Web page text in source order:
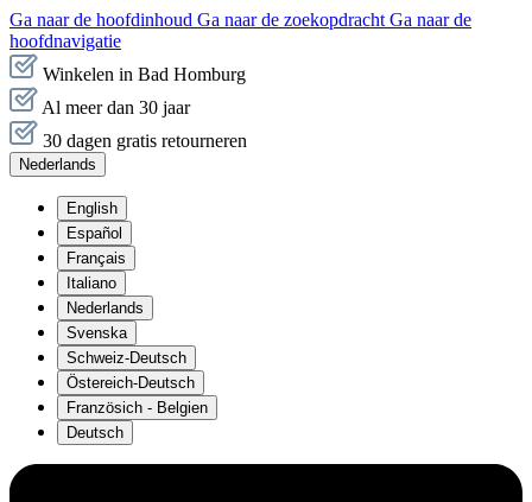
Ga naar de hoofdinhoud Ga naar de zoekopdracht Ga naar de
hoofdnavigatie
Winkelen in Bad Homburg
Al meer dan 30 jaar
30 dagen gratis retourneren
Nederlands
English
Español
Français
Italiano
Nederlands
Svenska
Schweiz-Deutsch
Östereich-Deutsch
Französich - Belgien
Deutsch